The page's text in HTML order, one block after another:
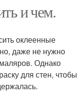
и чем.
оклеенные
даже не нужно
Однако
для стен, чтобы